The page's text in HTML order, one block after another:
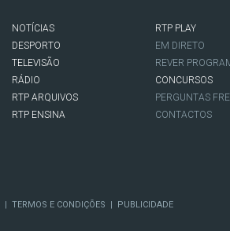
NOTÍCIAS
DESPORTO
TELEVISÃO
RÁDIO
RTP ARQUIVOS
RTP ENSINA
RTP PLAY
EM DIRETO
REVER
CONCURSOS
PERGUNTAS
CONTACTOS
TERMOS E CONDIÇÕES PUBLICIDADE